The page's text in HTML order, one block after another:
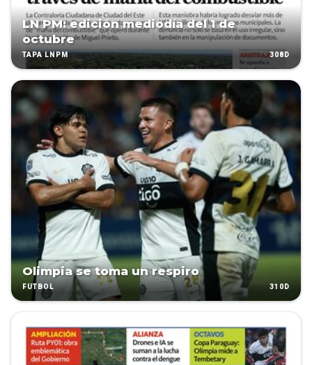
LN PM: edición mediodía del 1 de
octubre
TAPA LNPM 308D
Olimpia se toma un respiro
FÚTBOL 310D